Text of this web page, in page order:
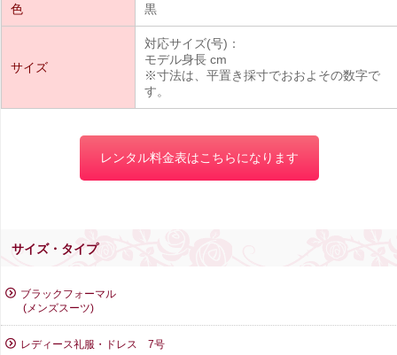
色 黒
サイズ
対応サイズ(号)：
モデル身長 cm
※寸法は、平置き採寸でおおよその数字で
す。
レンタル料金表はこちらになります
サイズ・タイプ
ブラックフォーマル
(メンズスーツ)
レディース礼服・ドレス 7号